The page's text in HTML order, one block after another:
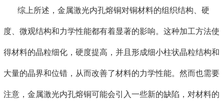
综上所述，金属激光内孔熔铜对铜材料的组织结构、硬
度、微观结构和力学性能都有着显著的影响。这种加工方法使
得材料的晶粒细化，硬度提高，并且形成细小柱状晶粒结构和
大量的晶界和位错，从而改善了材料的力学性能。然而也需要
注意，金属激光内孔熔铜可能会引入一些新的缺陷，对材料的